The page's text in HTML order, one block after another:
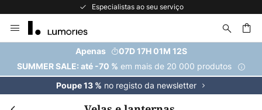
Especialistas ao seu serviço
para
Conteúdo
Apenas
07D 17H 01M 12S
SUMMER SALE: até -70 % em mais de 20 000 produtos
Poupe 13 % no registo da newsletter